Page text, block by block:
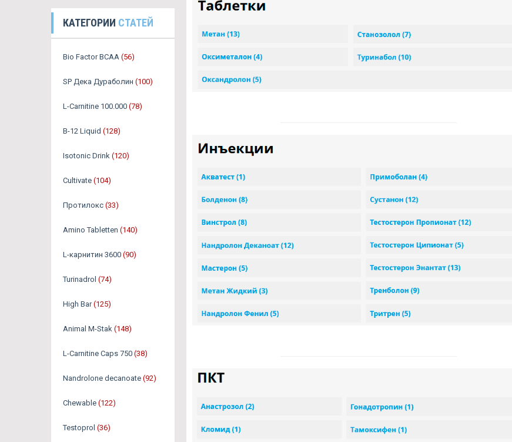
КАТЕГОРИИ СТАТЕЙ
Bio Factor BCAA (56)
SP Дека Дураболин (100)
L-Carnitine 100.000 (78)
B-12 Liquid (128)
Isotonic Drink (120)
Cultivate (104)
Протилокс (33)
Amino Tabletten (140)
L-карнитин 3600 (90)
Turinadrol (74)
High Bar (125)
Animal M-Stak (148)
L-Carnitine Caps 750 (38)
Nandrolone decanoate (92)
Chewable (122)
Testoprol (36)